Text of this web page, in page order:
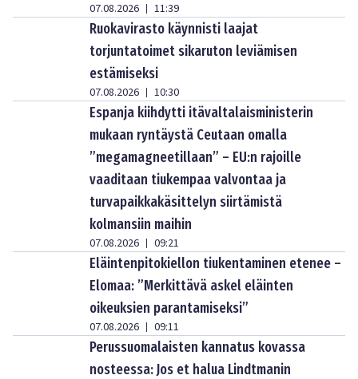
07.08.2026 | 11:39
Ruokavirasto käynnisti laajat
torjuntatoimet sikaruton leviämisen
estämiseksi
07.08.2026 | 10:30
Espanja kiihdytti itävaltalaisministerin
mukaan ryntäystä Ceutaan omalla
”megamagneetillaan” – EU:n rajoille
vaaditaan tiukempaa valvontaa ja
turvapaikkakäsittelyn siirtämistä
kolmansiin maihin
07.08.2026 | 09:21
Eläintenpitokiellon tiukentaminen etenee –
Elomaa: ”Merkittävä askel eläinten
oikeuksien parantamiseksi”
07.08.2026 | 09:11
Perussuomalaisten kannatus kovassa
nosteessa: Jos et halua Lindtmanin